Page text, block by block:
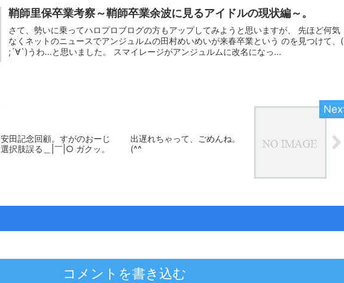
鞘師里保卒業考察～鞘師卒業余波に見るアイドルの現状編～。
さて、勢いに乗ってハロプロブログの方もアップしてみようと思いますが、 先ほど何気
なくネットのニュースでアンジュルムの田村めいめいが来春卒業という のを見つけて、(
;´∀`)うわ…と思いました。 スマイレージがアンジュルムに改名になっ...
安田記念回顧。すがのおーじ
選択肢誤る＿|￣|○ ガクッ。
出遅れちゃって、ごめんね。
(^^ゞ
コメントを書き込む